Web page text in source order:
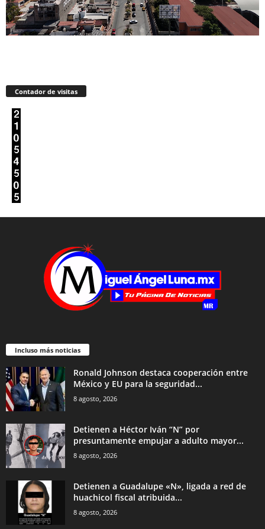
Contador de visitas
Incluso más noticias
Ronald Johnson destaca cooperación entre
México y EU para la seguridad...
8 agosto, 2026
Detienen a Héctor Iván “N” por
presuntamente empujar a adulto mayor...
8 agosto, 2026
Detienen a Guadalupe «N», ligada a red de
huachicol fiscal atribuida...
8 agosto, 2026